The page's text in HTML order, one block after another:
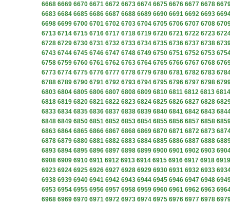
6668 6669 6670 6671 6672 6673 6674 6675 6676 6677 6678
6683 6684 6685 6686 6687 6688 6689 6690 6691 6692 6693
6698 6699 6700 6701 6702 6703 6704 6705 6706 6707 6708
6713 6714 6715 6716 6717 6718 6719 6720 6721 6722 6723
6728 6729 6730 6731 6732 6733 6734 6735 6736 6737 6738
6743 6744 6745 6746 6747 6748 6749 6750 6751 6752 6753
6758 6759 6760 6761 6762 6763 6764 6765 6766 6767 6768
6773 6774 6775 6776 6777 6778 6779 6780 6781 6782 6783
6788 6789 6790 6791 6792 6793 6794 6795 6796 6797 6798
6803 6804 6805 6806 6807 6808 6809 6810 6811 6812 6813 6814
6818 6819 6820 6821 6822 6823 6824 6825 6826 6827 6828
6833 6834 6835 6836 6837 6838 6839 6840 6841 6842 6843
6848 6849 6850 6851 6852 6853 6854 6855 6856 6857 6858
6863 6864 6865 6866 6867 6868 6869 6870 6871 6872 6873
6878 6879 6880 6881 6882 6883 6884 6885 6886 6887 6888
6893 6894 6895 6896 6897 6898 6899 6900 6901 6902 6903
6908 6909 6910 6911 6912 6913 6914 6915 6916 6917 6918 6919
6923 6924 6925 6926 6927 6928 6929 6930 6931 6932 6933
6938 6939 6940 6941 6942 6943 6944 6945 6946 6947 6948
6953 6954 6955 6956 6957 6958 6959 6960 6961 6962 6963
6968 6969 6970 6971 6972 6973 6974 6975 6976 6977 6978